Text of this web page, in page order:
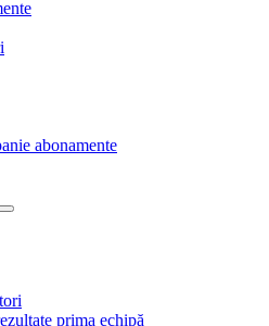
abonamente
prima echipă